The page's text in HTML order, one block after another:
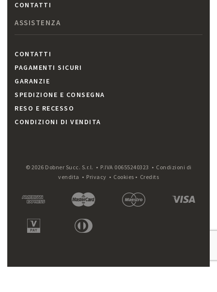
CONTATTI
ASSISTENZA
CONTATTI
PAGAMENTI SICURI
GARANZIE
SPEDIZIONE E CONSEGNA
RESO E RECESSO
CONDIZIONI DI VENDITA
© 2026 Dobner Succ. S.r.l. • P.IVA 00655240323 • Condizioni di
vendita • Privacy • Cookies • Credits